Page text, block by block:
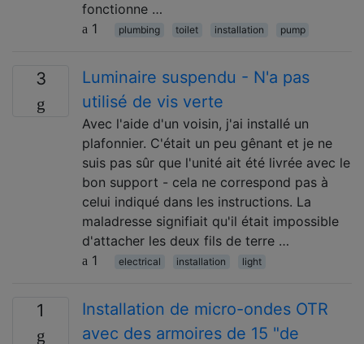
fonctionne …
1
plumbing toilet installation pump
3
Luminaire suspendu - N'a pas
utilisé de vis verte
Avec l'aide d'un voisin, j'ai installé un
plafonnier. C'était un peu gênant et je ne
suis pas sûr que l'unité ait été livrée avec le
bon support - cela ne correspond pas à
celui indiqué dans les instructions. La
maladresse signifiait qu'il était impossible
d'attacher les deux fils de terre …
1
electrical installation light
1
Installation de micro-ondes OTR
avec des armoires de 15 "de